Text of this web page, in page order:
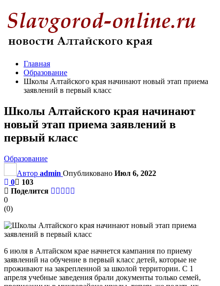
Главная
Образование
Школы Алтайского края начинают новый этап приема
заявлений в первый класс
Школы Алтайского края начинают
новый этап приема заявлений в
первый класс
Образование
Автор admin Опубликовано Июл 6, 2022
0
103
Поделится
0
(0)
6 июля в Алтайском крае начнется кампания по приему
заявлений на обучение в первый класс детей, которые не
проживают на закрепленной за школой территории. С 1
апреля учебные заведения брали документы только семей,